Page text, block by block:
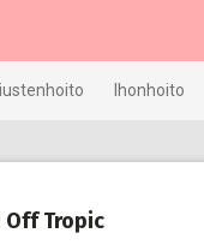
Ihonhoito
Off Tropic